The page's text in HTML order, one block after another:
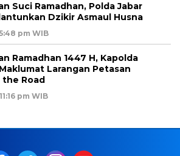
Suci Ramadhan, Polda Jabar
Dzikir Asmaul Husna
pm WIB
Ramadhan 1447 H, Kapolda
Larangan Petasan
Road
pm WIB